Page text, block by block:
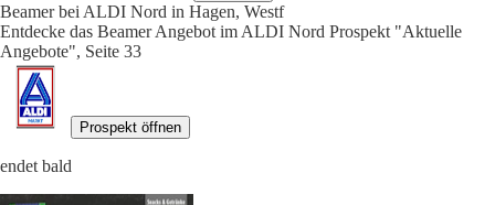
Beamer bei ALDI Nord in Hagen, Westf
Entdecke das Beamer Angebot im ALDI Nord Prospekt "Aktuelle
Angebote", Seite 33
Prospekt öffnen
endet bald